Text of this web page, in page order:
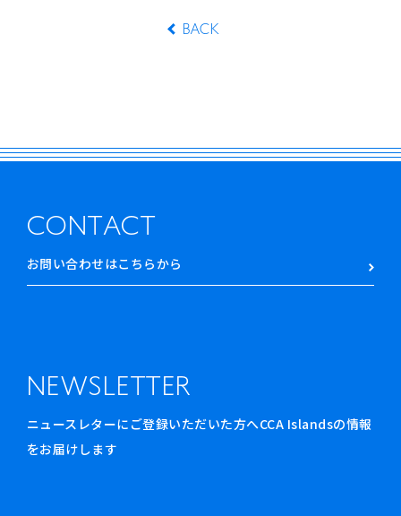
BACK
CONTACT
お問い合わせはこちらから
NEWSLETTER
ニュースレターにご登録いただいた方へCCA Islandsの情報
をお届けします